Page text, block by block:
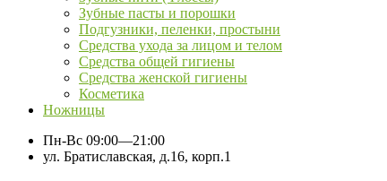
Зубные пасты и порошки
Подгузники, пеленки, простыни
Средства ухода за лицом и телом
Средства общей гигиены
Средства женской гигиены
Косметика
Ножницы
Пн-Вс 09:00—21:00
ул. Братиславская, д.16, корп.1